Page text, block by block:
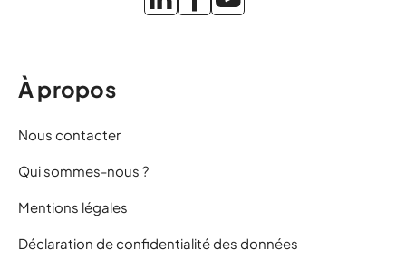
À propos
Nous contacter
Qui sommes-nous ?
Mentions légales
Déclaration de confidentialité des données